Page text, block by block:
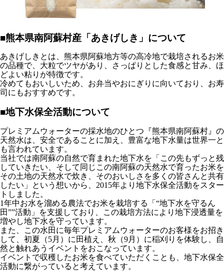
■熊本県南阿蘇村産「あきげしき」について
あきげしきとは、熊本県阿蘇地方等の高冷地で栽培されるお米
の品種で、大粒でツヤがあり、さっぱりとした食感と甘み、ほ
どよい粘りが特徴です。
冷めてもおいしいため、お弁当やおにぎりに向いており、お寿
司にもおすすめです。
■地下水保全活動について
プレミアムウォーターの採水地のひとつ『熊本県南阿蘇村』の
天然水は、安全であることに加え、豊富な地下水量は世界一と
も言われています。
当社では南阿蘇の自然で育まれた地下水を「この先もずっと残
していきたい、そして同じこの南阿蘇の天然水で育ったお米を
その土地の天然水で炊き、そのおいしさを多くの皆さんと共有
したい」という想いから、2015年より地下水保全活動をスター
トしました。
1年中お水を溜める農法でお米を栽培する「“地下水を守るん
田””活動」を支援しており、この栽培方法により地下浸透量を
増やし地下水を守っています。
また、この水田に毎年プレミアムウォーターのお客様をお招き
して、初夏（5月）に田植え、秋（9月）に稲刈りを体験し、自
然と触れあうイベントをおこなっています。
イベントで収穫したお米を食べていただくことも、地下水保全
活動に繋がっていると考えています。